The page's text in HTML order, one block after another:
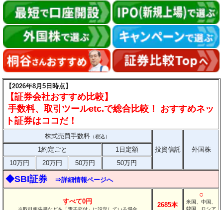
【2026年8月5日時点】
【証券会社おすすめ比較】
手数料、取引ツールetc.で総合比較！ おすすめネッ
ト証券はココだ！
株式売買手数料 （税込）
投資信託 外国株
1約定ごと
1日定額
10万円
20万円 50万円 50万円
◆SBI証券 ⇒詳細情報ページへ
すべて0円 2685本
○
米国、中国、
韓国、ロシア